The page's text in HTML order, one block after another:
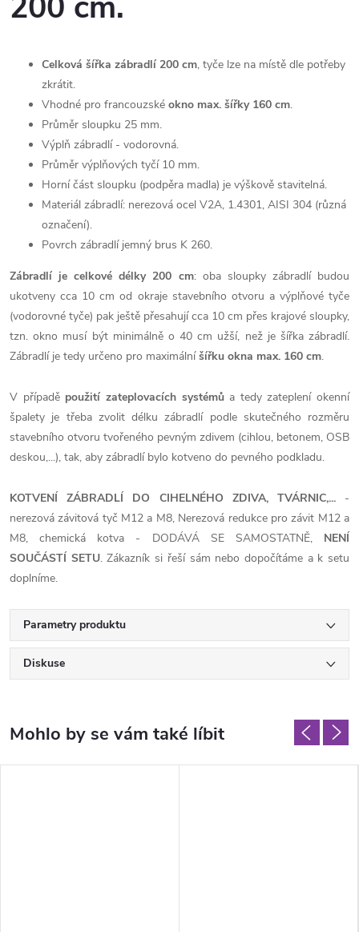
Celková šířka zábradlí 200 cm, tyče lze na místě dle potřeby
zkrátit.
Vhodné pro francouzské okno max. šířky 160 cm.
Průměr sloupku 25 mm.
Výplň zábradlí - vodorovná.
Průměr výplňových tyčí 10 mm.
Horní část sloupku (podpěra madla) je výškově stavitelná.
Materiál zábradlí: nerezová ocel V2A, 1.4301, AISI 304 (různá
označení).
Povrch zábradlí jemný brus K 260.
Zábradlí je celkové délky 200 cm: oba sloupky zábradlí budou
ukotveny cca 10 cm od okraje stavebního otvoru a výplňové tyče
(vodorovné tyče) pak ještě přesahují cca 10 cm přes krajové sloupky,
tzn. okno musí být minimálně o 40 cm užší, než je šířka zábradlí.
Zábradlí je tedy určeno pro maximálníšířku okna max. 160 cm.
V případě použití zateplovacích systémůa tedy zateplení okenní
špalety je třeba zvolit délku zábradlí podle skutečného rozměru
stavebního otvoru tvořeného pevným zdivem (cihlou, betonem, OSB
deskou,...), tak, aby zábradlí bylo kotveno do pevného podkladu.
KOTVENÍ ZÁBRADLÍ DO CIHELNÉHO ZDIVA, TVÁRNIC,... -
nerezová závitová tyč M12 a M8, Nerezová redukce pro závit M12 a
M8, chemická kotva - DODÁVÁ SE SAMOSTATNĚ, NENÍ
SOUČÁSTÍ SETU. Zákazník si řeší sám nebo dopočítáme a k setu
doplníme.
Parametry produktu
Diskuse